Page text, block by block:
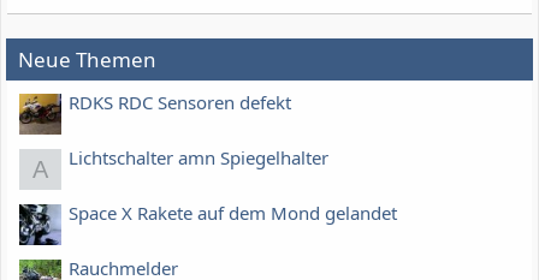
Neue Themen
RDKS RDC Sensoren defekt
A Lichtschalter amn Spiegelhalter
Space X Rakete auf dem Mond gelandet
Rauchmelder